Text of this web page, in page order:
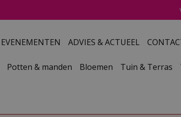
EVENEMENTEN ADVIES & ACTUEEL
Potten & manden Bloemen Tuin & Terras